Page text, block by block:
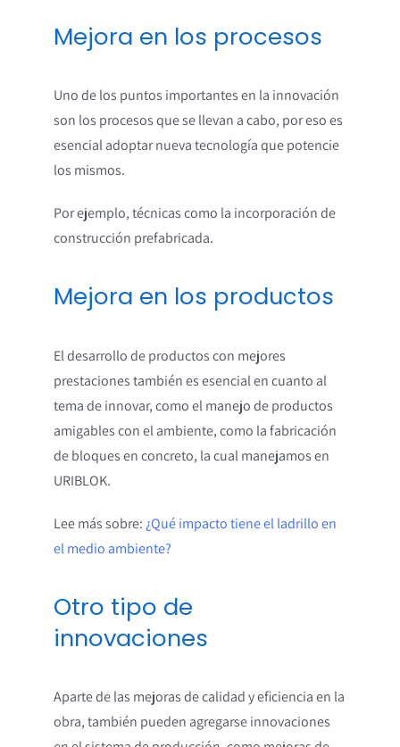
Mejora en los procesos
Uno de los puntos importantes en la innovación
son los procesos que se llevan a cabo, por eso es
esencial adoptar nueva tecnología que potencie
los mismos.
Por ejemplo, técnicas como la incorporación de
construcción prefabricada.
Mejora en los productos
El desarrollo de productos con mejores
prestaciones también es esencial en cuanto al
tema de innovar, como el manejo de productos
amigables con el ambiente, como la fabricación
de bloques en concreto, la cual manejamos en
URIBLOK.
Lee más sobre: ¿Qué impacto tiene el ladrillo en
el medio ambiente?
Otro tipo de
innovaciones
Aparte de las mejoras de calidad y eficiencia en la
obra, también pueden agregarse innovaciones